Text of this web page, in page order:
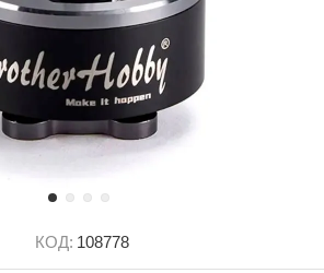
КОД: 108778